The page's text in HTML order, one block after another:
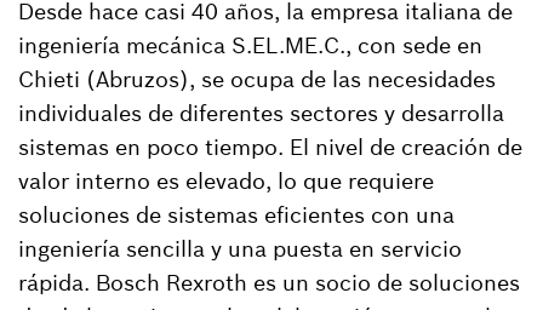
Desde hace casi 40 años, la empresa italiana de
ingeniería mecánica S.EL.ME.C., con sede en
Chieti (Abruzos), se ocupa de las necesidades
individuales de diferentes sectores y desarrolla
sistemas en poco tiempo. El nivel de creación de
valor interno es elevado, lo que requiere
soluciones de sistemas eficientes con una
ingeniería sencilla y una puesta en servicio
rápida. Bosch Rexroth es un socio de soluciones